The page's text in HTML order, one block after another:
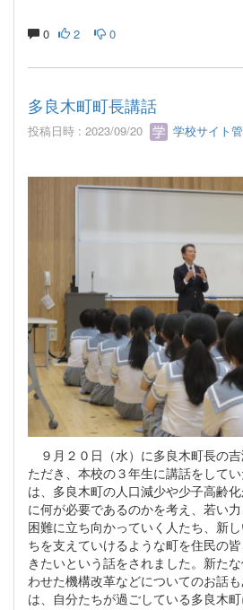
0 2 0
多良木町町長講話
投稿日時 : 2023/09/20 学校サイト
９月２０日（水）に多良木町長の
ただき、本校の３年生に講話をして
は、多良木町の人口減少や少子高齢
に何が必要であるのかを考え、若い力
困難に立ち向かっていく人たち、新
ちを支えていけるような町を住民の
きたいという話をされました。新た
わせた機構改革などについてのお話
は、自分たちが過ごしている多良木